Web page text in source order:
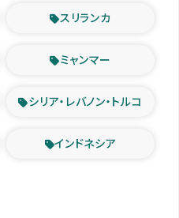
スリランカ
ミャンマー
シリア・レバノン・トルコ
インドネシア